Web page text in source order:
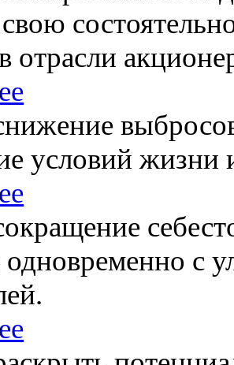
отрасли
условий жизни
одновременно с